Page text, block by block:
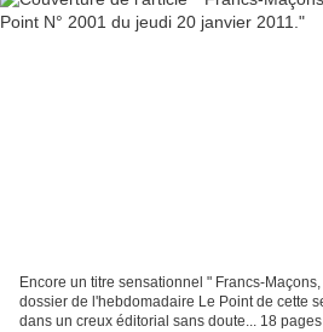
Encore un titre sensationnel " Francs-
dossier de l'hebdomadaire Le Point de cette
dans un creux éditorial sans doute... 18